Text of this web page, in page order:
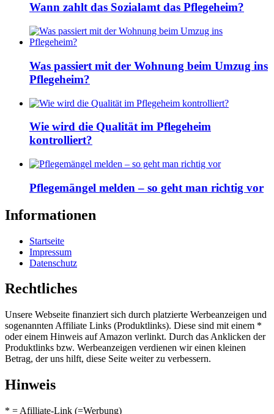
Wann zahlt das Sozialamt das Pflegeheim?
Was passiert mit der Wohnung beim Umzug ins
Pflegeheim?
Wie wird die Qualität im Pflegeheim
kontrolliert?
Pflegemängel melden – so geht man richtig vor
Informationen
Startseite
Impressum
Datenschutz
Rechtliches
Unsere Webseite finanziert sich durch platzierte Werbeanzeigen und
sogenannten Affiliate Links (Produktlinks). Diese sind mit einem *
oder einem Hinweis auf Amazon verlinkt. Durch das Anklicken der
Produktlinks bzw. Werbeanzeigen verdienen wir einen kleinen
Betrag, der uns hilft, diese Seite weiter zu verbessern.
Hinweis
* = Afilliate-Link (=Werbung)